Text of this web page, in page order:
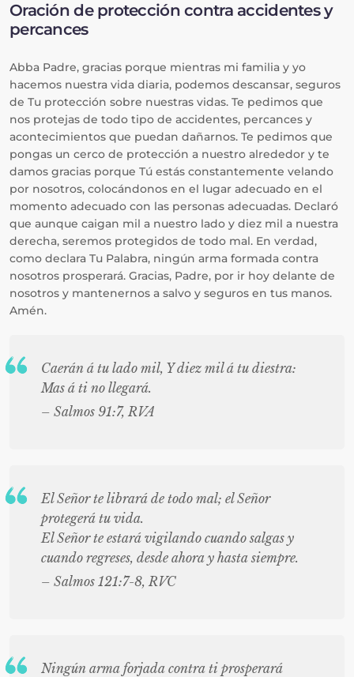
Oración de protección contra accidentes y
percances
Abba Padre, gracias porque mientras mi familia y yo
hacemos nuestra vida diaria, podemos descansar, seguros
de Tu protección sobre nuestras vidas. Te pedimos que
nos protejas de todo tipo de accidentes, percances y
acontecimientos que puedan dañarnos. Te pedimos que
pongas un cerco de protección a nuestro alrededor y te
damos gracias porque Tú estás constantemente velando
por nosotros, colocándonos en el lugar adecuado en el
momento adecuado con las personas adecuadas. Declaró
que aunque caigan mil a nuestro lado y diez mil a nuestra
derecha, seremos protegidos de todo mal. En verdad,
como declara Tu Palabra, ningún arma formada contra
nosotros prosperará. Gracias, Padre, por ir hoy delante de
nosotros y mantenernos a salvo y seguros en tus manos.
Amén.
Caerán á tu lado mil, Y diez mil á tu diestra:
Mas á ti no llegará.
– Salmos 91:7, RVA
El Señor te librará de todo mal; el Señor
protegerá tu vida.
El Señor te estará vigilando cuando salgas y
cuando regreses, desde ahora y hasta siempre.
– Salmos 121:7-8, RVC
Ningún arma forjada contra ti prosperará